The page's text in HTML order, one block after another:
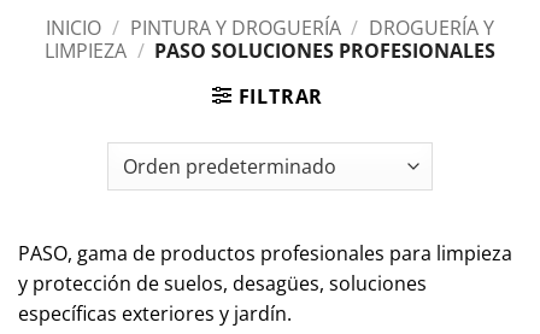
INICIO / PINTURA Y DROGUERÍA / DROGUERÍA Y
LIMPIEZA / PASO SOLUCIONES PROFESIONALES
FILTRAR
PASO, gama de productos profesionales para limpieza
y protección de suelos, desagües, soluciones
específicas exteriores y jardín.